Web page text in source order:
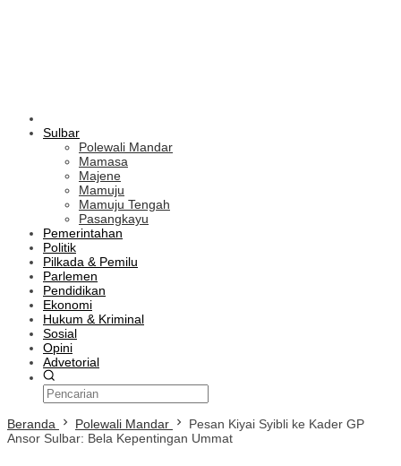
Sulbar
Polewali Mandar
Mamasa
Majene
Mamuju
Mamuju Tengah
Pasangkayu
Pemerintahan
Politik
Pilkada & Pemilu
Parlemen
Pendidikan
Ekonomi
Hukum & Kriminal
Sosial
Opini
Advetorial
Beranda Polewali Mandar
Pesan Kiyai Syibli ke Kader GP
Ansor Sulbar: Bela Kepentingan Ummat